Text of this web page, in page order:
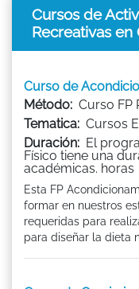
Cursos de
Recreativas en
Curso de
Método: Curso FP
Tematica: Cursos
Duración: El
Físico tiene una
académicas. horas
Esta FP
formar en nuestros
requeridas para
para diseñar la dieta